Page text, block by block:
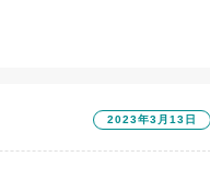
2023年3月13日